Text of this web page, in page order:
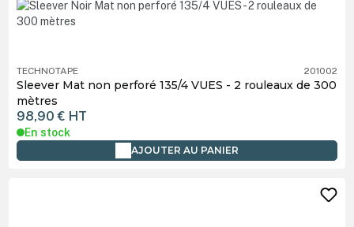
TECHNOTAPE 201002
Sleever Mat non perforé 135/4 VUES - 2 rouleaux de 300
mètres
98,90 € HT
En stock
AJOUTER AU PANIER